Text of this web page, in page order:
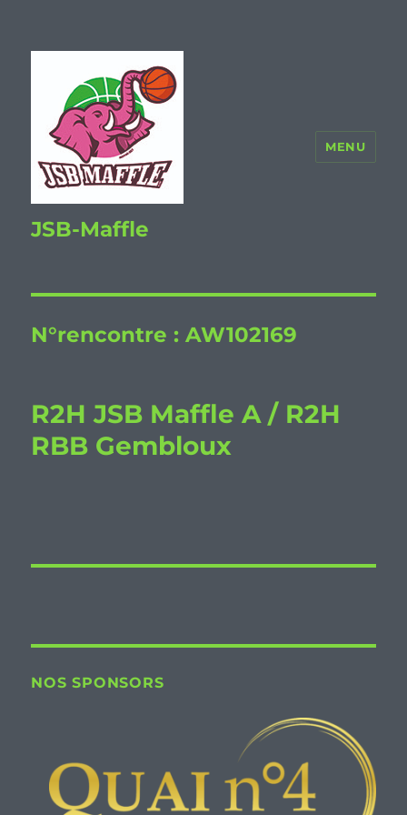
JSB-Maffle
MENU
N°rencontre :AW102169
R2H JSB Maffle A / R2H
RBB Gembloux
NOS SPONSORS